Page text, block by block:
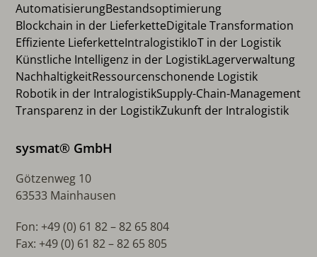
AutomatisierungBestandsoptimierung
Blockchain in der LieferketteDigitale Transformation
Effiziente LieferketteIntralogistikIoT in der Logistik
Künstliche Intelligenz in der LogistikLagerverwaltung
NachhaltigkeitRessourcenschonende Logistik
Robotik in der IntralogistikSupply-Chain-Management
Transparenz in der LogistikZukunft der Intralogistik
sysmat® GmbH
Götzenweg 10
63533 Mainhausen
Fon: +49 (0) 61 82 – 82 65 804
Fax: +49 (0) 61 82 – 82 65 805